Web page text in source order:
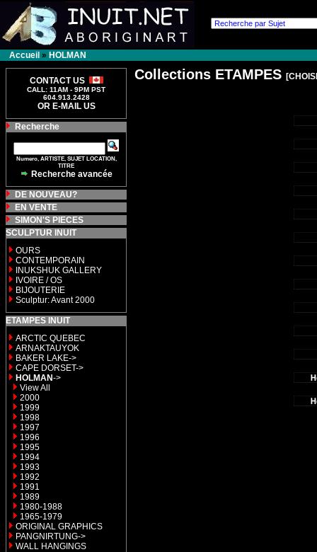
Accueil » HOLMAN
CONTACT US
CALL: 11AM - 9PM PST
604.913.2428
OR E-MAIL US
Recherche
Numero, ARTISTE, SUJET LOCATION,
TITRE
Recherche avancée
DE NOUVEAU?
EN VENTE
SIMON'S PIECES
SCULPTUR INUIT
OURS
CONTEMPORAIN
INUKSHUK GALLERY
IVOIRE / OS
BIJOUTERIE
Sculptur: Avant 2000
ETAMPES INUIT
ARCTIC QUEBEC
ARNAKTAUYOK
BAKER LAKE->
CAPE DORSET->
HOLMAN->
View All
2000
1999
1998
1997
1996
1995
1994
1993
1992
1991
1989
1980-1988
1965-1979
ORIGINAL GRAPHICS
PANGNIRTUNG->
WALL HANGINGS
Collections ETAMPES